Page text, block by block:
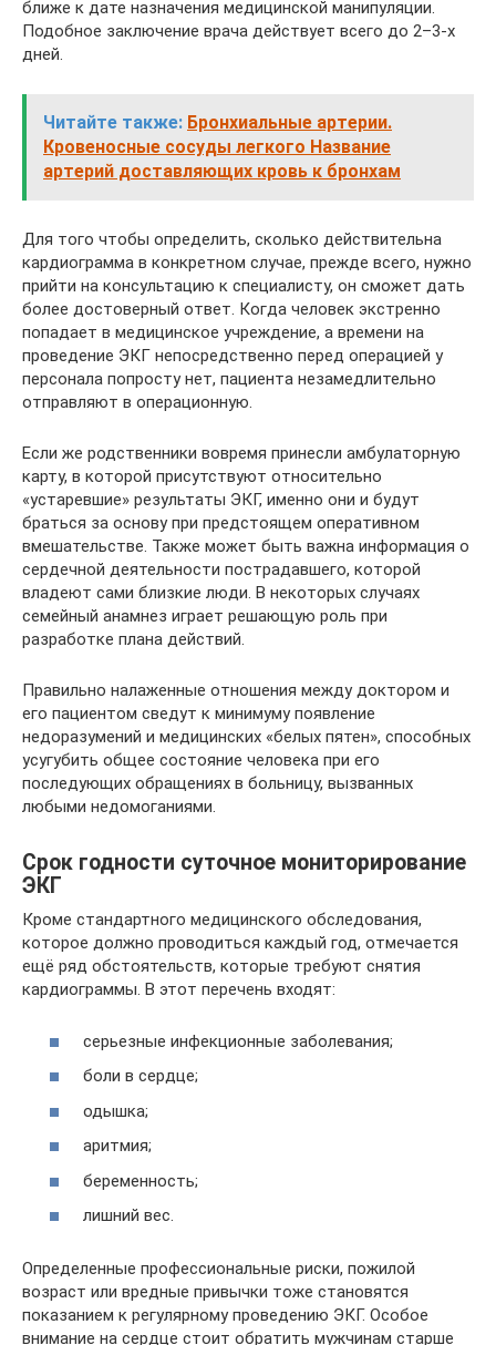
ближе к дате назначения медицинской манипуляции.
Подобное заключение врача действует всего до 2–3-х
дней.
Читайте также: Бронхиальные артерии.
Кровеносные сосуды легкого Название
артерий доставляющих кровь к бронхам
Для того чтобы определить, сколько действительна
кардиограмма в конкретном случае, прежде всего, нужно
прийти на консультацию к специалисту, он сможет дать
более достоверный ответ. Когда человек экстренно
попадает в медицинское учреждение, а времени на
проведение ЭКГ непосредственно перед операцией у
персонала попросту нет, пациента незамедлительно
отправляют в операционную.
Если же родственники вовремя принесли амбулаторную
карту, в которой присутствуют относительно
«устаревшие» результаты ЭКГ, именно они и будут
браться за основу при предстоящем оперативном
вмешательстве. Также может быть важна информация о
сердечной деятельности пострадавшего, которой
владеют сами близкие люди. В некоторых случаях
семейный анамнез играет решающую роль при
разработке плана действий.
Правильно налаженные отношения между доктором и
его пациентом сведут к минимуму появление
недоразумений и медицинских «белых пятен», способных
усугубить общее состояние человека при его
последующих обращениях в больницу, вызванных
любыми недомоганиями.
Срок годности суточное мониторирование
ЭКГ
Кроме стандартного медицинского обследования,
которое должно проводиться каждый год, отмечается
ещё ряд обстоятельств, которые требуют снятия
кардиограммы. В этот перечень входят:
серьезные инфекционные заболевания;
боли в сердце;
одышка;
аритмия;
беременность;
лишний вес.
Определенные профессиональные риски, пожилой
возраст или вредные привычки тоже становятся
показанием к регулярному проведению ЭКГ. Особое
внимание на сердце стоит обратить мужчинам старше